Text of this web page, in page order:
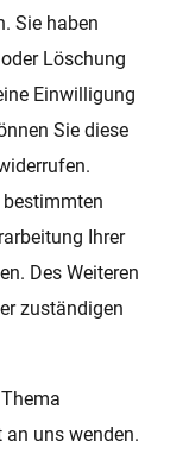
Sie haben
Löschung
Einwilligung
Sie diese
bestimmten
Ihrer
Des Weiteren
zuständigen
uns wenden.